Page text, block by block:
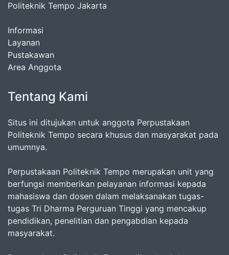
Politeknik Tempo Jakarta
Informasi
Layanan
Pustakawan
Area Anggota
Tentang Kami
Situs ini ditujukan untuk anggota Perpustakaan
Politeknik Tempo secara khusus dan masyarakat pada
umumnya.
Perpustakaan Politeknik Tempo merupakan unit yang
berfungsi memberikan pelayanan informasi kepada
mahasiswa dan dosen dalam melaksanakan tugas-
tugas Tri Dharma Perguruan Tinggi yang mencakup
pendidikan, penelitian dan pengabdian kepada
masyarakat.